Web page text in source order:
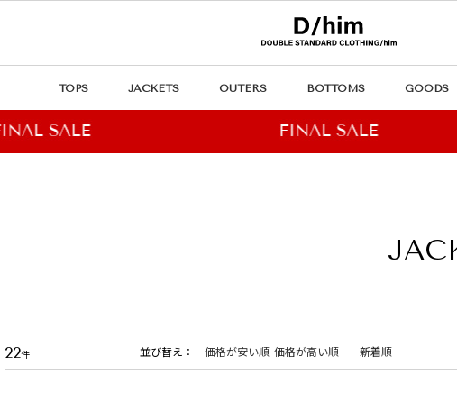
TOPS JACKETS OUTERS BOTTOMS GOODS
並び替え 価格が安い順 価格が高い順 新着順
22